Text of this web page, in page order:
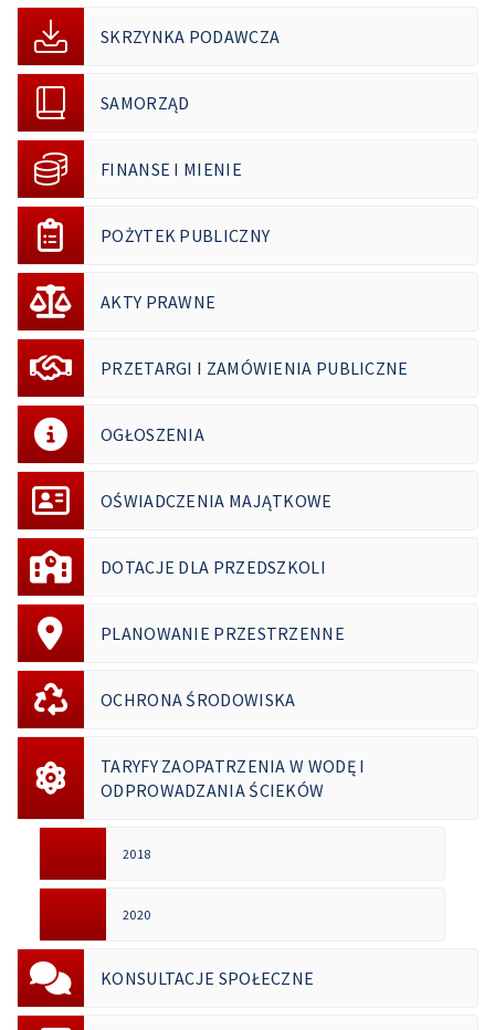
SKRZYNKA PODAWCZA
SAMORZĄD
FINANSE I MIENIE
POŻYTEK PUBLICZNY
AKTY PRAWNE
PRZETARGI I ZAMÓWIENIA PUBLICZNE
OGŁOSZENIA
OŚWIADCZENIA MAJĄTKOWE
DOTACJE DLA PRZEDSZKOLI
PLANOWANIE PRZESTRZENNE
OCHRONA ŚRODOWISKA
TARYFY ZAOPATRZENIA W WODĘ I
ODPROWADZANIA ŚCIEKÓW
2018
2020
KONSULTACJE SPOŁECZNE